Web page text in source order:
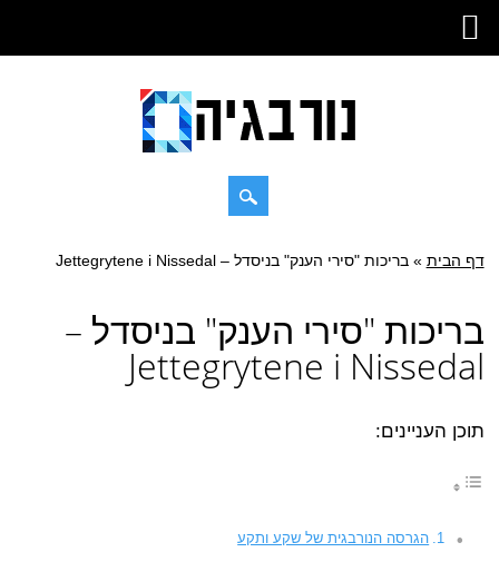
Main menu
Skip
דף הבית »בריכות "סירי הענק" בניסדל – Jettegrytene i Nissedal
בריכות "סירי הענק" בניסדל –
Jettegrytene i Nissedal
תוכן העניינים:
הגרסה הנורבגית של שקע ותקע